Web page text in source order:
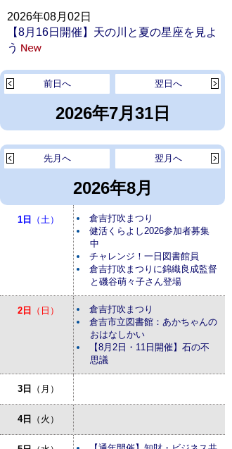
2026年08月02日
【8月16日開催】天の川と夏の星座を見よ
う
2026年7月31日
翌日へ
前日へ
2026年8月
翌月へ
先月へ
1日 （土）
倉吉打吹まつり
健活くらよし2026参加者募集
中
チャレンジ！一日図書館員
倉吉打吹まつりに錦織良成監督
と磯谷萌々子さん登場
2日 （日）
倉吉打吹まつり
倉吉市立図書館：あかちゃんの
おはなしかい
【8月2日・11日開催】石の不
思議
3日 （月）
4日 （火）